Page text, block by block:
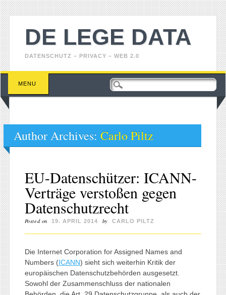
DE LEGE DATA
DATENSCHUTZ – PRIVACY – WEB 2.0
Main menu
Skip
content
MENU
Author Archives: Carlo Piltz
EU-Datenschützer: ICANN-
Verträge verstoßen gegen
Datenschutzrecht
Posted on 19. APRIL 2014 by CARLO PILTZ
Die Internet Corporation for Assigned Names and
Numbers (ICANN) sieht sich weiterhin Kritik der
europäischen Datenschutzbehörden ausgesetzt.
Sowohl der Zusammenschluss der nationalen